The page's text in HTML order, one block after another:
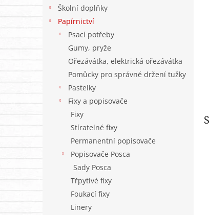
Školní doplňky
Papírnictví
Psací potřeby
Gumy, pryže
Ořezávátka, elektrická ořezávátka
Pomůcky pro správné držení tužky
Pastelky
Fixy a popisovače
Fixy
Stíratelné fixy
Permanentní popisovače
Popisovače Posca
Sady Posca
Třpytivé fixy
Foukací fixy
Linery